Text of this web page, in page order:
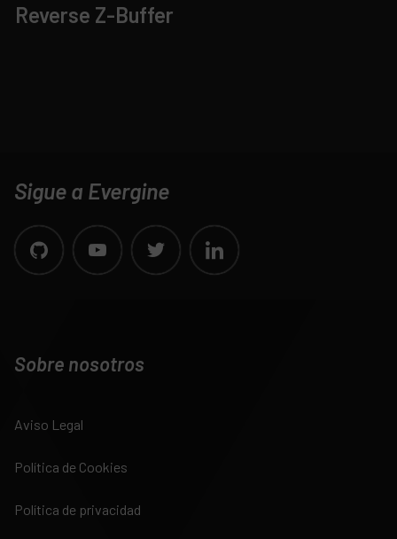
Reverse Z-Buffer
Sigue a Evergine
Sobre nosotros
Aviso Legal
Política de Cookies
Política de privacidad